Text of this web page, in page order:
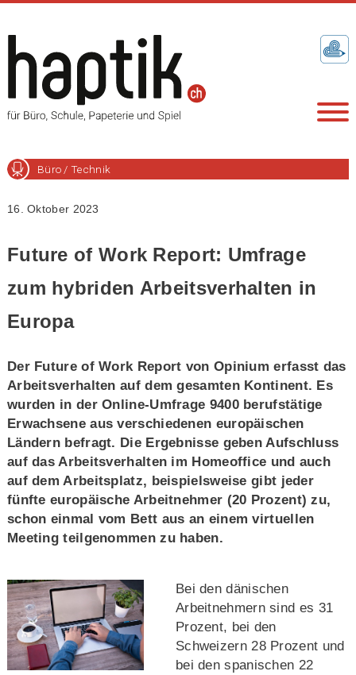
Büro / Technik
16. Oktober 2023
Future of Work Report: Umfrage
zum hybriden Arbeitsverhalten in
Europa
Der Future of Work Report von Opinium erfasst das
Arbeitsverhalten auf dem gesamten Kontinent. Es
wurden in der Online-Umfrage 9400 berufstätige
Erwachsene aus verschiedenen europäischen
Ländern befragt. Die Ergebnisse geben Aufschluss
auf das Arbeitsverhalten im Homeoffice und auch
auf dem Arbeitsplatz, beispielsweise gibt jeder
fünfte europäische Arbeitnehmer (20 Prozent) zu,
schon einmal vom Bett aus an einem virtuellen
Meeting teilgenommen zu haben.
Bei den dänischen
Arbeitnehmern sind es 31
Prozent, bei den
Schweizern 28 Prozent und
bei den spanischen 22